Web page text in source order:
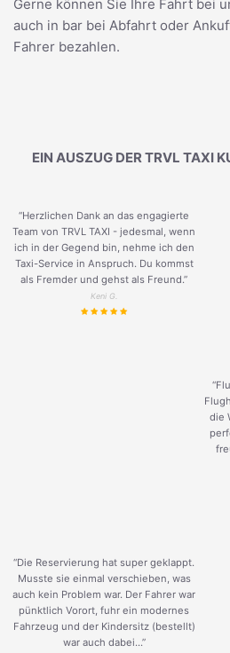
Gerne können Sie Ihre Fahrt bei
auch in bar bei Abfahrt oder
Fahrer bezahlen.
EIN AUSZUG DER TRVL TAXI
“Herzlichen Dank an das engagierte
Team von TRVL TAXI - jedesmal, wenn
ich in der Gegend bin, nehme ich den
Taxi-Service in Anspruch. Du kommst
als Fremder und gehst als Freund.”
Keni G.
die
“Die Reservierung hat super geklappt.
Musste sie einmal verschieben, was
auch kein Problem war. Der Fahrer war
pünktlich Vorort, fuhr ein modernes
Fahrzeug und der Kindersitz (bestellt)
war auch dabei...”